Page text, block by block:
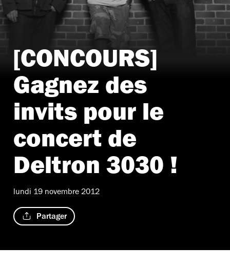
[CONCOURS]
Gagnez des
invits pour le
concert de
Deltron 3030 !
lundi 19 novembre 2012
Partager